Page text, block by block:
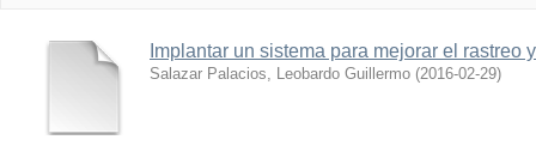
Implantar un sistema para mejorar el rastreo
Salazar Palacios, Leobardo Guillermo (2016-02-29)